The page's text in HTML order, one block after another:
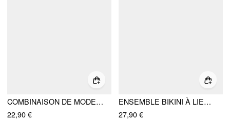
COMBINAISON DE MODELAGE SANS COUTURE, SANS DOS ET EN V PROFOND AVEC LÉGÈRE COMPRESSION
22,90 €
ENSEMBLE BIKINI À LIEN NUQUE
27,90 €